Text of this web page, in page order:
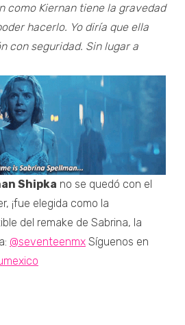
como Kiernan tiene la gravedad
hacerlo. Yo diría que ella
con seguridad. Sin lugar a
Shipka no se quedó con el
¡fue elegida como la
del remake de Sabrina, la
@seventeenmx Síguenos en